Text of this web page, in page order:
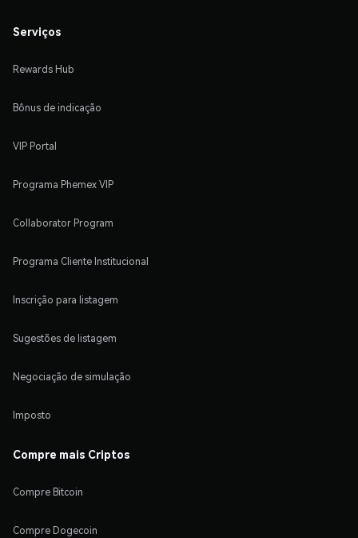
Serviços
Rewards Hub
Bônus de indicação
VIP Portal
Programa Phemex VIP
Collaborator Program
Programa Cliente Institucional
Inscrição para listagem
Sugestões de listagem
Negociação de simulação
Imposto
Compre mais Criptos
Compre Bitcoin
Compre Dogecoin